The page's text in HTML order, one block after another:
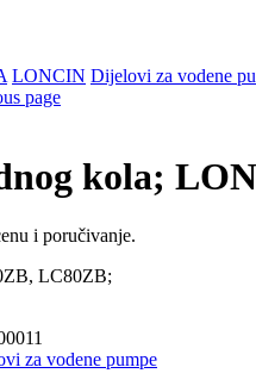
LONCIN Dijelovi za vodene
page
kola;
i poručivanje.
LC80ZB;
za vodene pumpe